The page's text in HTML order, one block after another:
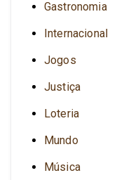
Gastronomia
Internacional
Jogos
Justiça
Loteria
Mundo
Música